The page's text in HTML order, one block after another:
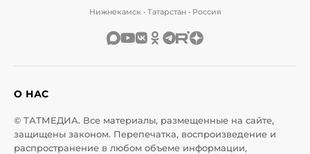
Нижнекамск • Татарстан • Россия
О НАС
© ТАТМЕДИА. Все материалы, размещенные на сайте,
защищены законом. Перепечатка, воспроизведение и
распространение в любом объеме информации,